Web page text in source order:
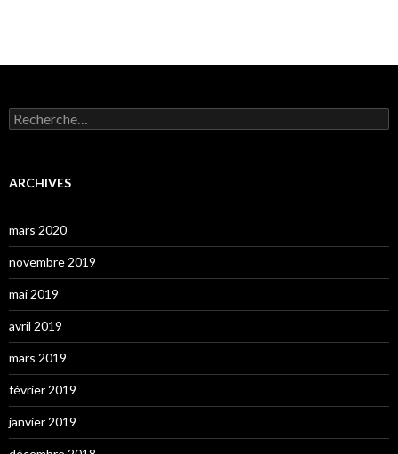
Rechercher :
ARCHIVES
mars 2020
novembre 2019
mai 2019
avril 2019
mars 2019
février 2019
janvier 2019